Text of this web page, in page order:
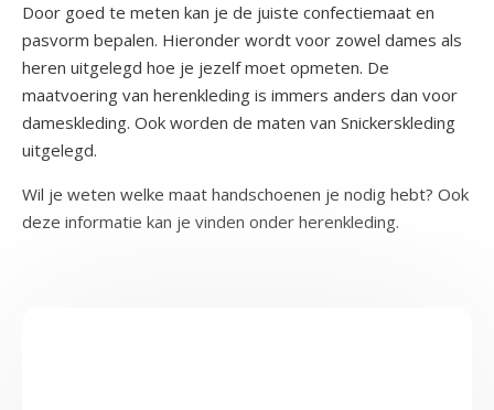
Door goed te meten kan je de juiste confectiemaat en
pasvorm bepalen. Hieronder wordt voor zowel dames als
heren uitgelegd hoe je jezelf moet opmeten. De
maatvoering van herenkleding is immers anders dan voor
dameskleding. Ook worden de maten van Snickerskleding
uitgelegd.
Wil je weten welke maat handschoenen je nodig hebt? Ook
deze informatie kan je vinden onder herenkleding.